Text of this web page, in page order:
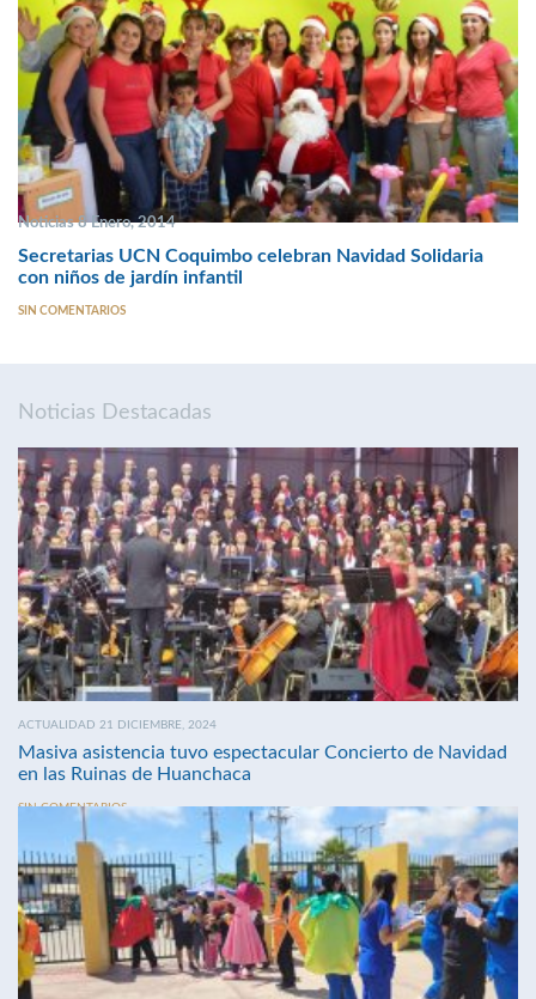
Noticias 8 Enero, 2014
Secretarias UCN Coquimbo celebran Navidad Solidaria
con niños de jardín infantil
SIN COMENTARIOS
Noticias Destacadas
ACTUALIDAD 21 DICIEMBRE, 2024
Masiva asistencia tuvo espectacular Concierto de Navidad
en las Ruinas de Huanchaca
SIN COMENTARIOS